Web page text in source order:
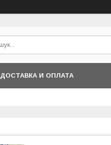
ДОСТАВКА И ОПЛАТА